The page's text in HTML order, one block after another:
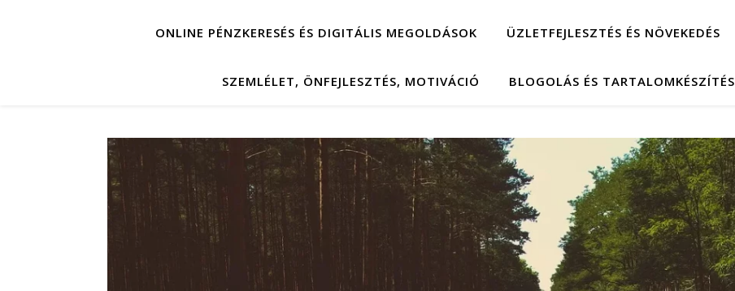
ONLINE PÉNZKERESÉS ÉS DIGITÁLIS MEGOLDÁSOK ÜZLETFEJLESZTÉS ÉS NÖVEKEDÉS
SZEMLÉLET, ÖNFEJLESZTÉS, MOTIVÁCIÓ BLOGOLÁS ÉS TARTALOMKÉSZÍTÉS